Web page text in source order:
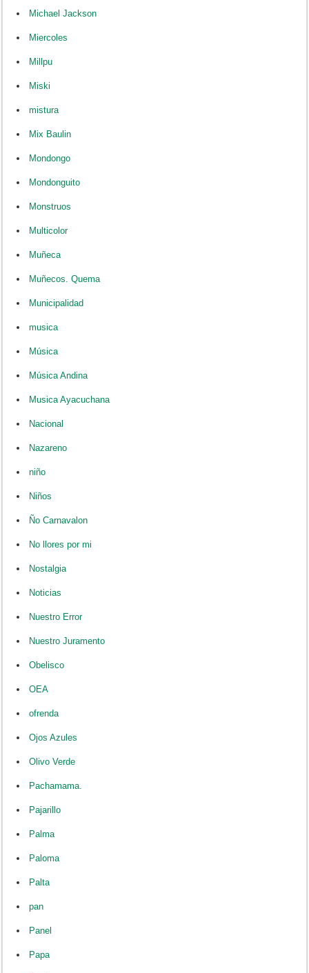
Michael Jackson
Miercoles
Millpu
Miski
mistura
Mix Baulin
Mondongo
Mondonguito
Monstruos
Multicolor
Muñeca
Muñecos. Quema
Municipalidad
musica
Música
Música Andina
Musica Ayacuchana
Nacional
Nazareno
niño
Niños
Ño Carnavalon
No llores por mi
Nostalgia
Noticias
Nuestro Error
Nuestro Juramento
Obelisco
OEA
ofrenda
Ojos Azules
Olivo Verde
Pachamama.
Pajarillo
Palma
Paloma
Palta
pan
Panel
Papa